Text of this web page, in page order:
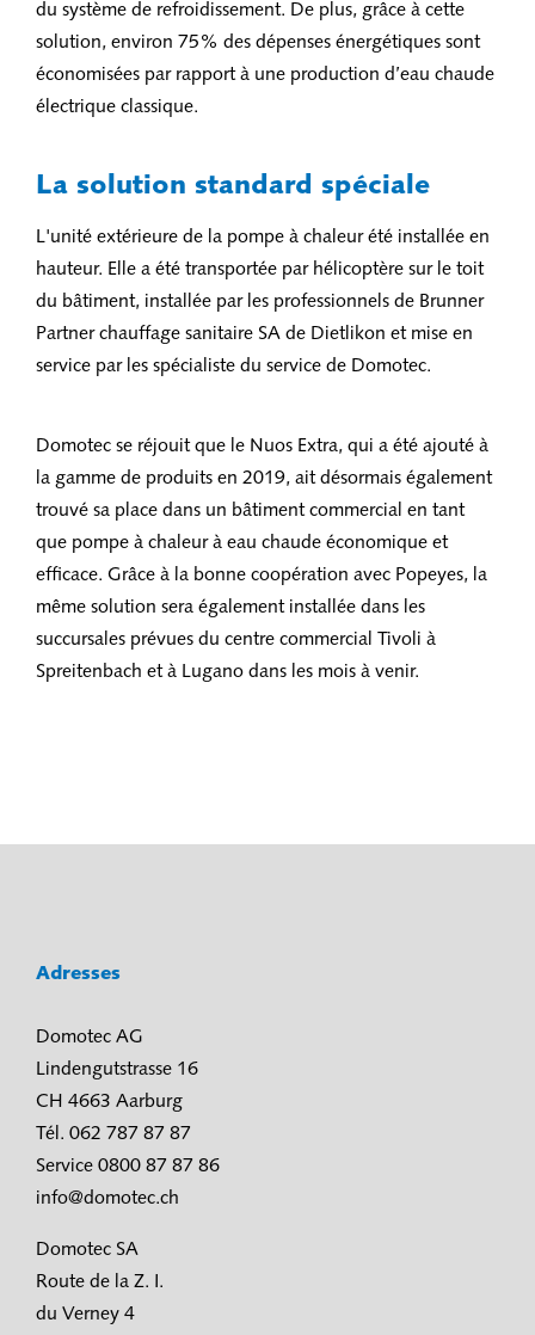
du système de refroidissement. De plus, grâce à cette
solution, environ 75% des dépenses énergétiques sont
économisées par rapport à une production d’eau chaude
électrique classique.
La solution standard spéciale
L'unité extérieure de la pompe à chaleur été installée en
hauteur. Elle a été transportée par hélicoptère sur le toit
du bâtiment, installée par les professionnels de Brunner
Partner chauffage sanitaire SA de Dietlikon et mise en
service par les spécialiste du service de Domotec.
Domotec se réjouit que le Nuos Extra, qui a été ajouté à
la gamme de produits en 2019, ait désormais également
trouvé sa place dans un bâtiment commercial en tant
que pompe à chaleur à eau chaude économique et
efficace. Grâce à la bonne coopération avec Popeyes, la
même solution sera également installée dans les
succursales prévues du centre commercial Tivoli à
Spreitenbach et à Lugano dans les mois à venir.
Adresses
Domotec AG
Lindengutstrasse 16
CH 4663 Aarburg
Tél. 062 787 87 87
Service 0800 87 87 86
info@domotec.ch
Domotec SA
Route de la Z. I.
du Verney 4